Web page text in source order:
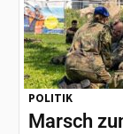
POLITIK
Marsch